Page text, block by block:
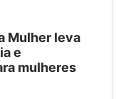
Mulher leva
e
mulheres